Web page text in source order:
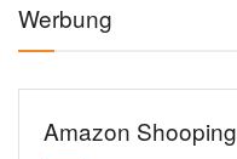
Werbung
Amazon Shooping